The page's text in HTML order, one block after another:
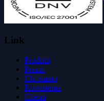
Link
Prodotti
Prezzi
Chi siamo
Ecosistema
Clienti